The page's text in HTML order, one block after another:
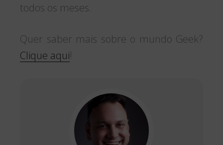
todos os meses.
Quer saber mais sobre o mundo Geek?
Clique aqui!